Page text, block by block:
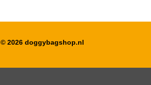
© 2026 doggybagshop.nl